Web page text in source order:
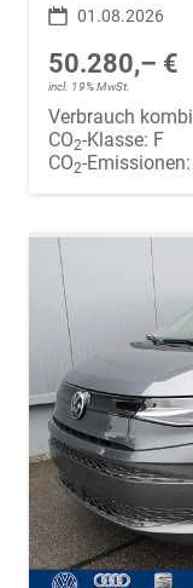
01.08.2026
50.280,– €
incl. 19% MwSt.
Verbrauch
CO2-Klasse: F
CO2-Emissionen: